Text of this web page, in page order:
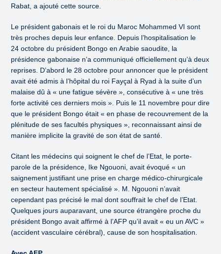
Rabat, a ajouté cette source.
Le président gabonais et le roi du Maroc Mohammed VI sont
très proches depuis leur enfance. Depuis l’hospitalisation le
24 octobre du président Bongo en Arabie saoudite, la
présidence gabonaise n’a communiqué officiellement qu’à deux
reprises. D’abord le 28 octobre pour annoncer que le président
avait été admis à l’hôpital du roi Fayçal à Ryad à la suite d’un
malaise dû à « une fatigue sévère », consécutive à « une très
forte activité ces derniers mois ». Puis le 11 novembre pour dire
que le président Bongo était « en phase de recouvrement de la
plénitude de ses facultés physiques », reconnaissant ainsi de
manière implicite la gravité de son état de santé.
Citant les médecins qui soignent le chef de l’Etat, le porte-
parole de la présidence, Ike Ngouoni, avait évoqué « un
saignement justifiant une prise en charge médico-chirurgicale
en secteur hautement spécialisé ». M. Ngouoni n’avait
cependant pas précisé le mal dont souffrait le chef de l’Etat.
Quelques jours auparavant, une source étrangère proche du
président Bongo avait affirmé à l’AFP qu’il avait « eu un AVC »
(accident vasculaire cérébral), cause de son hospitalisation.